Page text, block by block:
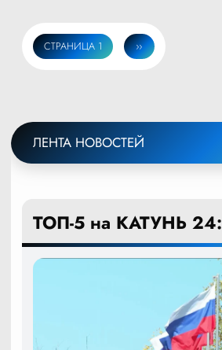
Нумерация
СТРАНИЦА 1
СЛЕДУЮЩАЯ
СТРАНИЦА
››
ЛЕНТА НОВОСТЕЙ
ТОП-5 на КАТУНЬ 24: